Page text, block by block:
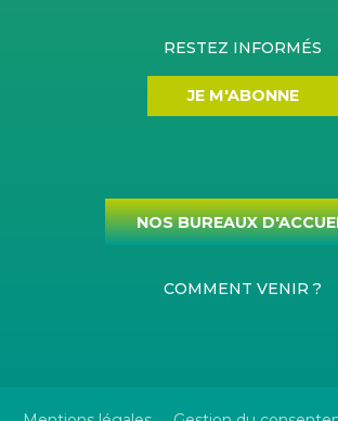
RESTEZ INFORMÉS
JE M'ABONNE
NOS BUREAUX
COMMENT VENIR ?